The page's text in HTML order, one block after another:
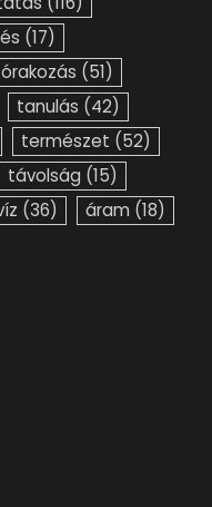
(17)
(51)
tanulás (42)
természet (52)
távolság (15)
(36) áram (18)